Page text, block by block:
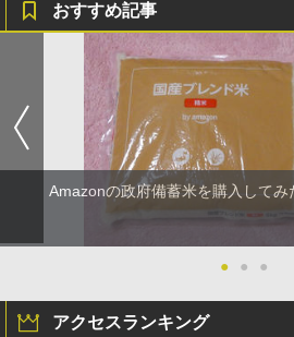
おすすめ記事
Amazonの政府備蓄米を購入してみ
● ● ●
アクセスランキング